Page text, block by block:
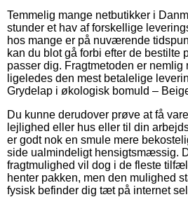
Temmelig mange netbutikker i
stunder et hav af forskellige
hos mange er på nuværende
kan du blot gå forbi efter de bestilte
passer dig. Fragtmetoden er nemlig
ligeledes den mest betalelige
Grydelap i økologisk bomuld –
Du kunne derudover prøve at få
lejlighed eller hus eller til din
er godt nok en smule mere
side ualmindeligt hensigtsmæssig.
fragtmulighed vil dog i de fleste
henter pakken, men den mulighed
fysisk befinder dig tæt på internet